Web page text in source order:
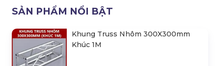
SẢN PHẨM NỔI BẬT
Khung Truss Nhôm 300X300mm
Khúc 1M